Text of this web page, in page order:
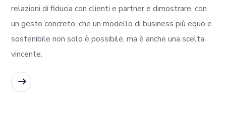
relazioni di fiducia con clienti e partner e dimostrare, con
un gesto concreto, che un modello di business più equo e
sostenibile non solo è possibile, ma è anche una scelta
vincente.